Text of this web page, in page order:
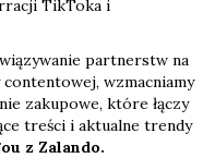
TikToka i
partnerstw na
wzmacniamy
zakupowe, które łączy
treści i aktualne trendy
z Zalando.